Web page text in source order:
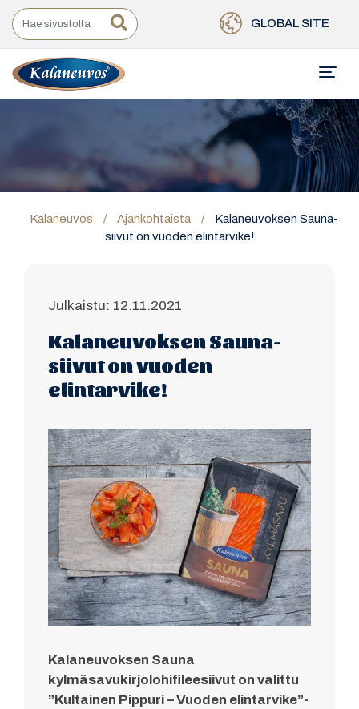
GLOBAL SITE
Kalaneuvos / Ajankohtaista /
Kalaneuvoksen Sauna-
siivut on vuoden elintarvike!
Julkaistu: 12.11.2021
Kalaneuvoksen Sauna-
siivut on vuoden
elintarvike!
Kalaneuvoksen Sauna
kylmäsavukirjolohifileesiivut on valittu
”Kultainen Pippuri – Vuoden elintarvike”-